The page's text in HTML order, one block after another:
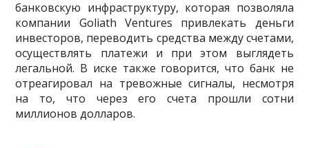
банковскую инфраструктуру, которая позволяла
компании Goliath Ventures привлекать деньги
инвесторов, переводить средства между счетами,
осуществлять платежи и при этом выглядеть
легальной. В иске также говорится, что банк не
отреагировал на тревожные сигналы, несмотря
на то, что через его счета прошли сотни
миллионов долларов.